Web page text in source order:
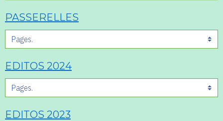
PASSERELLES
EDITOS 2024
EDITOS 2023